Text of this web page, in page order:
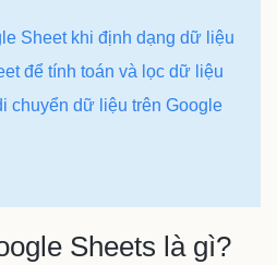
Sheet khi định dạng dữ liệu
để tính toán và lọc dữ liệu
chuyển dữ liệu trên Google
Sheets là gì?